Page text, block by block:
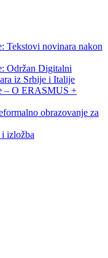
Tekstovi novinara nakon
Održan Digitalni
iz Srbije i Italije
– O ERASMUS +
obrazovanje za
i izložba